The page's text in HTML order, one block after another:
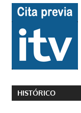
HISTÓRICO